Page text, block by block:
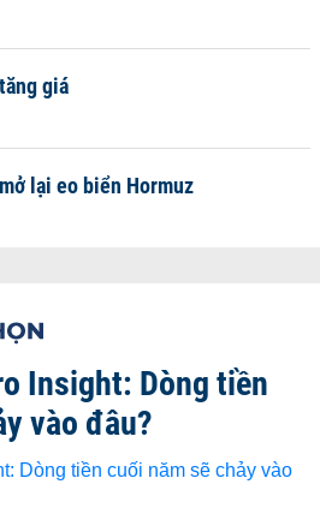
giá
lại eo biển Hormuz
Insight: Dòng tiền
vào đâu?